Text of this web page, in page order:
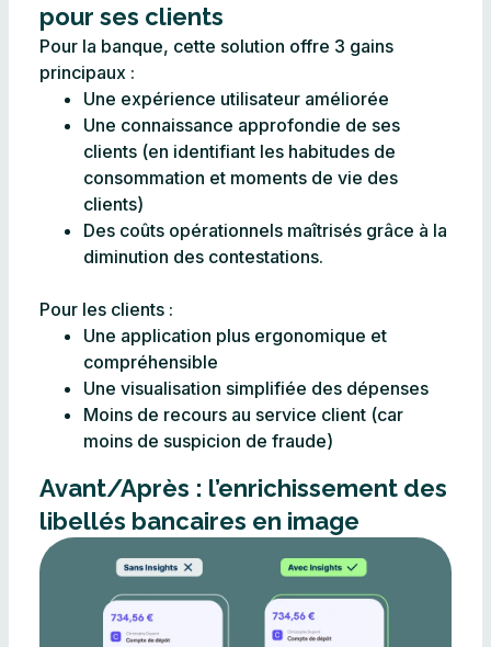
pour ses clients​
Pour la banque, cette solution offre 3 gains
principaux :
Une expérience utilisateur améliorée
Une connaissance approfondie de ses
clients (en identifiant les habitudes de
consommation et moments de vie des
clients)
Des coûts opérationnels maîtrisés grâce à la
diminution des contestations.
Pour les clients :
Une application plus ergonomique et
compréhensible
Une visualisation simplifiée des dépenses
Moins de recours au service client (car
moins de suspicion de fraude)
Avant/Après : l’enrichissement des
libellés bancaires en image